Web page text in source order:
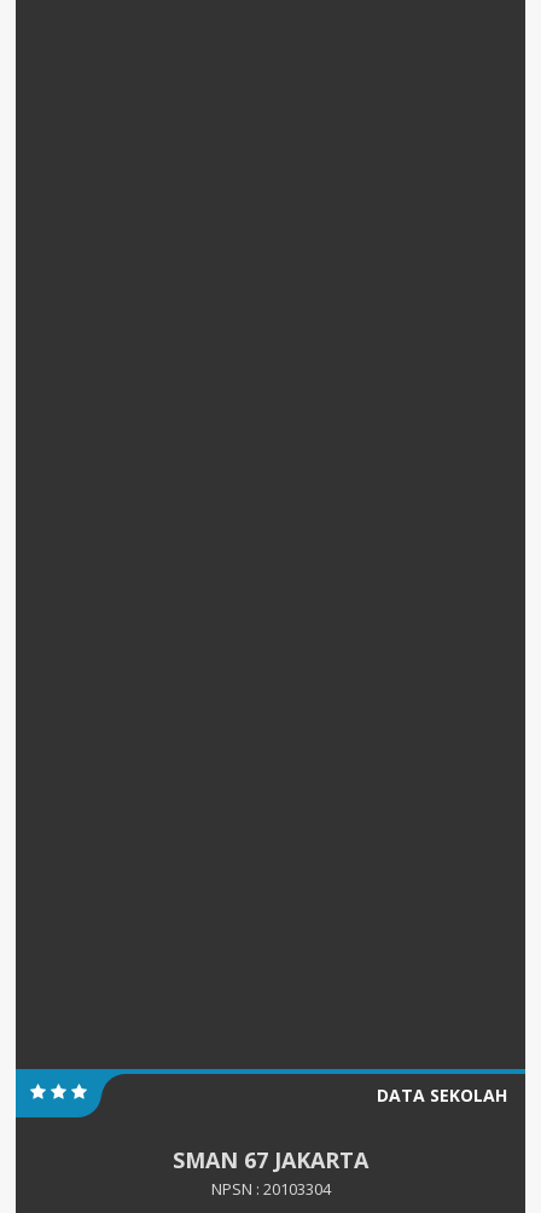
DATA SEKOLAH
SMAN 67 JAKARTA
NPSN : 20103304